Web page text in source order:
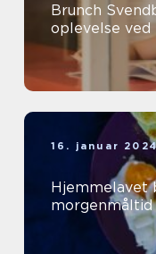
Brunch
oplevelse
16. januar
Hjemmelavet
morgenmåltid